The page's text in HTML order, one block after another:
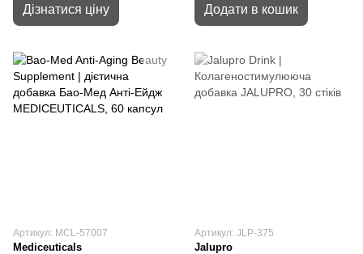
Дізнатися ціну Додати в кошик
Артикул: MCL-57007
Mediceuticals
Артикул: JLP-375
Jalupro